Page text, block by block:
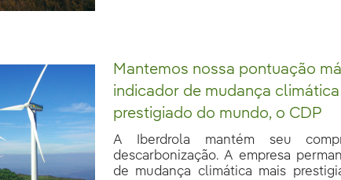
Mantemos nossa pontuação
indicador de mudança climática
prestigiado do mundo, o CDP
A Iberdrola mantém seu
descarbonização. A empresa
de mudança climática mais